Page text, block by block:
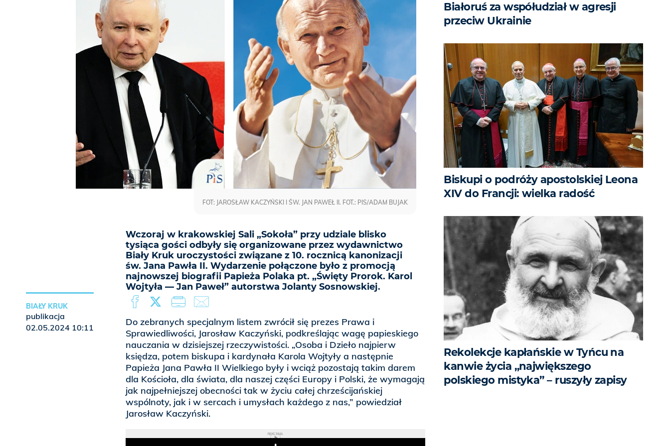
Wczoraj w krakowskiej Sali „Sokoła” przy udziale blisko
tysiąca gości odbyły się organizowane przez wydawnictwo
Biały Kruk uroczystości związane z 10. rocznicą kanonizacji
św. Jana Pawła II. Wydarzenie połączone było z promocją
najnowszej biografii Papieża Polaka pt. „Święty Prorok. Karol
Wojtyła — Jan Paweł” autorstwa Jolanty Sosnowskiej.
FOT: JAROSŁAW KACZYŃSKI I ŚW. JAN PAWEŁ II. FOT.: PIS/ADAM BUJAK
Do zebranych specjalnym listem zwrócił się prezes Prawa i
Sprawiedliwości, Jarosław Kaczyński, podkreślając wagę papieskiego
nauczania w dzisiejszej rzeczywistości. „Osoba i Dzieło najpierw
księdza, potem biskupa i kardynała Karola Wojtyły a następnie
Papieża Jana Pawła II Wielkiego były i wciąż pozostają takim darem
dla Kościoła, dla świata, dla naszej części Europy i Polski, że wymagają
jak najpełniejszej obecności tak w życiu całej chrześcijańskiej
wspólnoty, jak i w sercach i umysłach każdego z nas,” powiedział
Jarosław Kaczyński.
REKLAMA
BIAŁY KRUK
publikacja
02.05.2024 10:11
Białoruś za współudział w agresji
przeciw Ukrainie
Biskupi o podróży apostolskiej Leona
XIV do Francji: wielka radość
Rekolekcje kapłańskie w Tyńcu na
kanwie życia „największego
polskiego mistyka” – ruszyły zapisy